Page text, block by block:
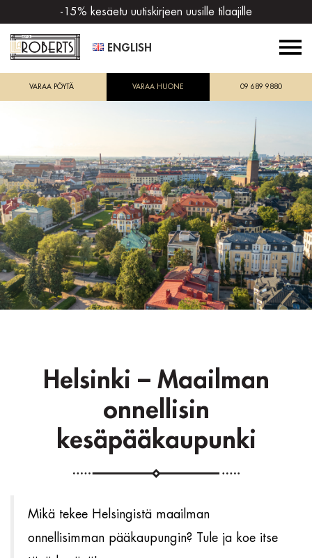
-15% kesäetu uutiskirjeen uusille tilaajille
ENGLISH
VARAA PÖYTÄ VARAA HUONE 09 689 9880
Helsinki – Maailman
onnellisin
kesäpääkaupunki
Mikä tekee Helsingistä maailman
onnellisimman pääkaupungin? Tule ja koe itse